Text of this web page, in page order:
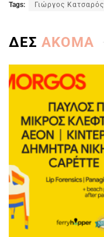
Tags: Γιώργος Κατσαρός
ΔΕΣ ΑΚΟΜΑ